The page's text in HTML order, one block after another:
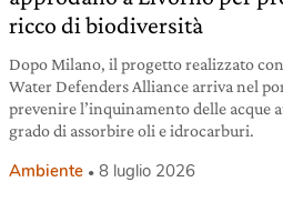
ricco di biodiversità
Dopo Milano, il progetto realizzato
Water Defenders Alliance arriva nel
prevenire l’inquinamento delle acque
grado di assorbire oli e idrocarburi.
Ambiente 8 luglio 2026